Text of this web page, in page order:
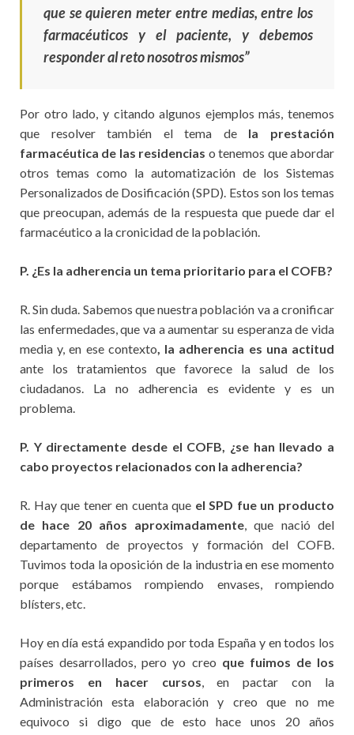
que se quieren meter entre medias, entre los
farmacéuticos y el paciente, y debemos
responder al reto nosotros mismos”
Por otro lado, y citando algunos ejemplos más, tenemos
que resolver también el tema de la prestación
farmacéutica de las residencias o tenemos que abordar
otros temas como la automatización de los Sistemas
Personalizados de Dosificación (SPD). Estos son los temas
que preocupan, además de la respuesta que puede dar el
farmacéutico a la cronicidad de la población.
P. ¿Es la adherencia un tema prioritario para el COFB?
R. Sin duda. Sabemos que nuestra población va a cronificar
las enfermedades, que va a aumentar su esperanza de vida
media y, en ese contexto , la adherencia es una actitud
ante los tratamientos que favorece la salud de los
ciudadanos. La no adherencia es evidente y es un
problema.
P. Y directamente desde el COFB, ¿se han llevado a
cabo proyectos relacionados con la adherencia?
R. Hay que tener en cuenta que el SPD fue un producto
de hace 20 años aproximadamente , que nació del
departamento de proyectos y formación del COFB.
Tuvimos toda la oposición de la industria en ese momento
porque estábamos rompiendo envases, rompiendo
blísters, etc.
Hoy en día está expandido por toda España y en todos los
países desarrollados, pero yo creo que fuimos de los
primeros en hacer cursos , en pactar con la
Administración esta elaboración y creo que no me
equivoco si digo que de esto hace unos 20 años